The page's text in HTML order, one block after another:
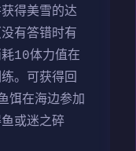
得美雪的达
有答错时有
10体力值在
。可获得回
饵在海边参加
或迷之碎